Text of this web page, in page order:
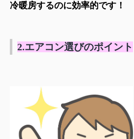
冷暖房するのに効率的です！
2.エアコン選びのポイント